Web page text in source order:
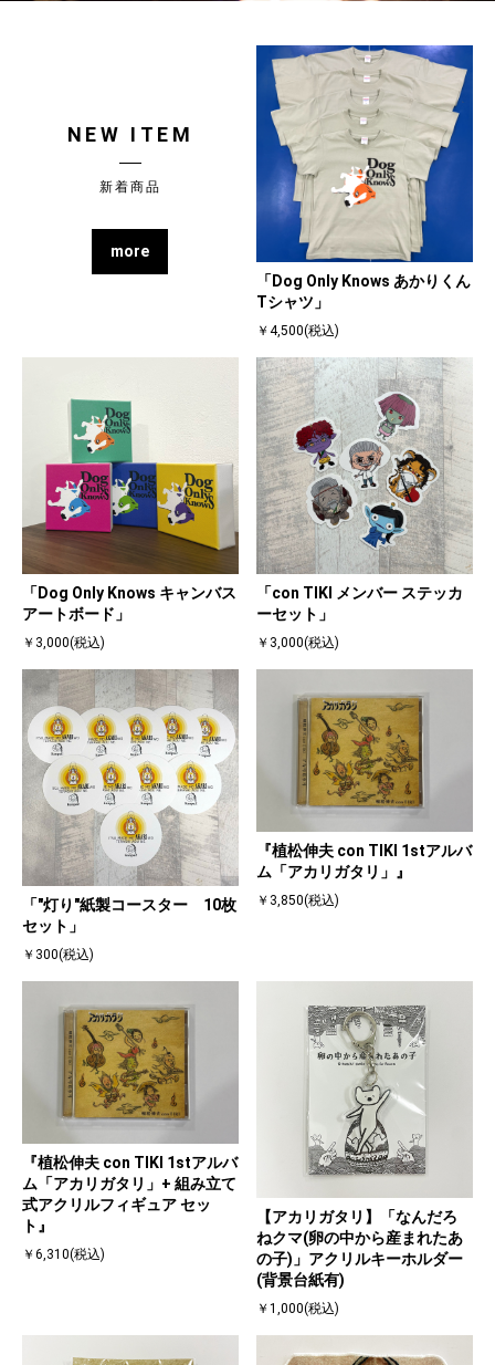
NEW ITEM
新着商品
more
「Dog Only Knows あかりくん
Tシャツ」
￥4,500(税込)
「Dog Only Knows キャンバス
アートボード」
￥3,000(税込)
「con TIKI メンバー ステッカ
ーセット」
￥3,000(税込)
「"灯り"紙製コースター 10枚
セット」
￥300(税込)
『植松伸夫 con TIKI 1stアルバ
ム「アカリガタリ」』
￥3,850(税込)
『植松伸夫 con TIKI 1stアルバ
ム「アカリガタリ」+ 組み立て
式アクリルフィギュア セッ
ト』
￥6,310(税込)
【アカリガタリ】「なんだろ
ねクマ(卵の中から産まれたあ
の子)」アクリルキーホルダー
(背景台紙有)
￥1,000(税込)